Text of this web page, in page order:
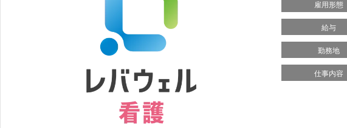
雇用形態
給与
勤務地
仕事内容